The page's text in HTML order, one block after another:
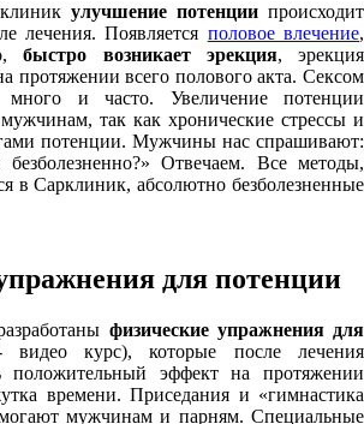
улучшение потенциипроисходит
лечения. Появляется половое влечение,
быстро возникает эрекция, эрекция
протяжении всего полового акта. Сексом
много и часто. Увеличение потенции
так как хронические стрессы и
потенции. Мужчины нас спрашивают:
безболезненно?» Отвечаем. Все методы,
в Сарклиник, абсолютно безболезненные
для потенции
физические упражнения для
курс), которые после лечения
положительный эффект на протяжении
времени. Приседания и «гимнастика
мужчинам и парням. Специальные